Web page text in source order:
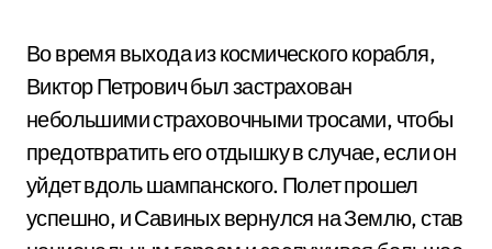
Во время выхода из космического корабля,
Виктор Петрович был застрахован
небольшими страховочными тросами, чтобы
предотвратить его отдышку в случае, если он
уйдет вдоль шампанского. Полет прошел
успешно, и Савиных вернулся на Землю, став